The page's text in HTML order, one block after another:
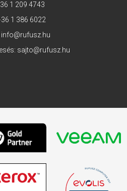
1 209 4743
1 386 6022
info@rufusz.hu
sajto@rufusz.hu